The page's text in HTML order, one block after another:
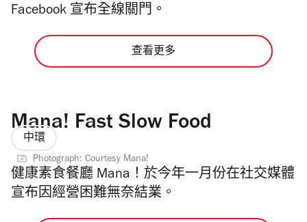
Facebook 宣布全線關門。
查看更多
Mana! Fast Slow Food
中環
Photograph: Courtesy Mana!
健康素食餐廳 Mana！於今年一月份在社交媒體
宣布因經營困難無奈結業。